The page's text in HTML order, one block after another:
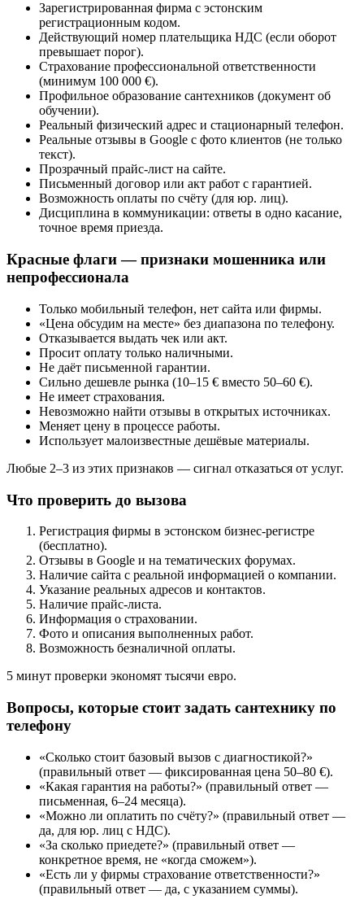
Зарегистрированная фирма с эстонским
регистрационным кодом.
Действующий номер плательщика НДС (если оборот
превышает порог).
Страхование профессиональной ответственности
(минимум 100 000 €).
Профильное образование сантехников (документ об
обучении).
Реальный физический адрес и стационарный телефон.
Реальные отзывы в Google с фото клиентов (не только
текст).
Прозрачный прайс-лист на сайте.
Письменный договор или акт работ с гарантией.
Возможность оплаты по счёту (для юр. лиц).
Дисциплина в коммуникации: ответы в одно касание,
точное время приезда.
Красные флаги — признаки мошенника или
непрофессионала
Только мобильный телефон, нет сайта или фирмы.
«Цена обсудим на месте» без диапазона по телефону.
Отказывается выдать чек или акт.
Просит оплату только наличными.
Не даёт письменной гарантии.
Сильно дешевле рынка (10–15 € вместо 50–60 €).
Не имеет страхования.
Невозможно найти отзывы в открытых источниках.
Меняет цену в процессе работы.
Использует малоизвестные дешёвые материалы.
Любые 2–3 из этих признаков — сигнал отказаться от услуг.
Что проверить до вызова
Регистрация фирмы в эстонском бизнес-регистре
(бесплатно).
Отзывы в Google и на тематических форумах.
Наличие сайта с реальной информацией о компании.
Указание реальных адресов и контактов.
Наличие прайс-листа.
Информация о страховании.
Фото и описания выполненных работ.
Возможность безналичной оплаты.
5 минут проверки экономят тысячи евро.
Вопросы, которые стоит задать сантехнику по
телефону
«Сколько стоит базовый вызов с диагностикой?»
(правильный ответ — фиксированная цена 50–80 €).
«Какая гарантия на работы?» (правильный ответ —
письменная, 6–24 месяца).
«Можно ли оплатить по счёту?» (правильный ответ —
да, для юр. лиц с НДС).
«За сколько приедете?» (правильный ответ —
конкретное время, не «когда сможем»).
«Есть ли у фирмы страхование ответственности?»
(правильный ответ — да, с указанием суммы).